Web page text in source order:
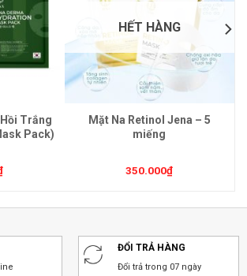
Trắng
Pack)
HẾT HÀNG
Mặt Na Retinol Jena – 5
miếng
350.000₫
ĐỔI TRẢ HÀNG
Đổi trả trong 07 ngày